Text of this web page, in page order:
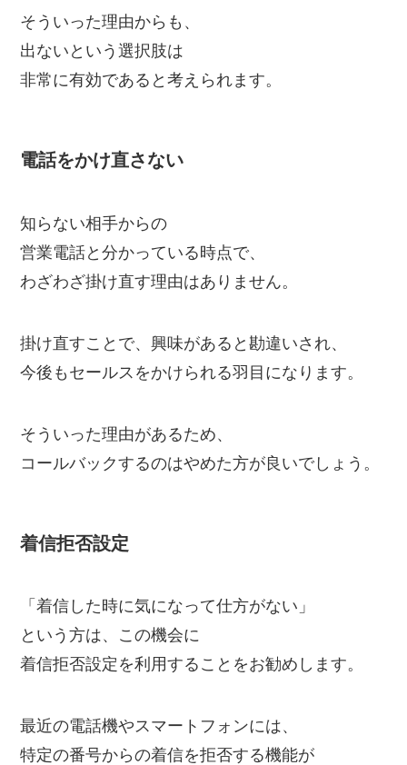
そういった理由からも、
出ないという選択肢は
非常に有効であると考えられます。
電話をかけ直さない
知らない相手からの
営業電話と分かっている時点で、
わざわざ掛け直す理由はありません。
掛け直すことで、興味があると勘違いされ、
今後もセールスをかけられる羽目になります。
そういった理由があるため、
コールバックするのはやめた方が良いでしょう。
着信拒否設定
「着信した時に気になって仕方がない」
という方は、この機会に
着信拒否設定を利用することをお勧めします。
最近の電話機やスマートフォンには、
特定の番号からの着信を拒否する機能が